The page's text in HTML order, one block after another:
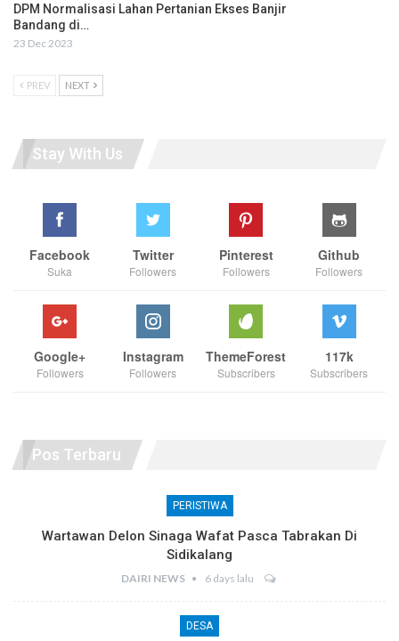
DPM Normalisasi Lahan Pertanian Ekses Banjir
Bandang di…
23 Dec 2023
PREV NEXT
Stay With Us
Facebook
Suka
Twitter
Followers
Pinterest
Followers
Github
Followers
Google+
Followers
Instagram
Followers
ThemeForest
Subscribers
117k
Subscribers
Pos Terbaru
PERISTIWA
Wartawan Delon Sinaga Wafat Pasca Tabrakan Di
Sidikalang
DAIRI NEWS 6 days lalu
DESA